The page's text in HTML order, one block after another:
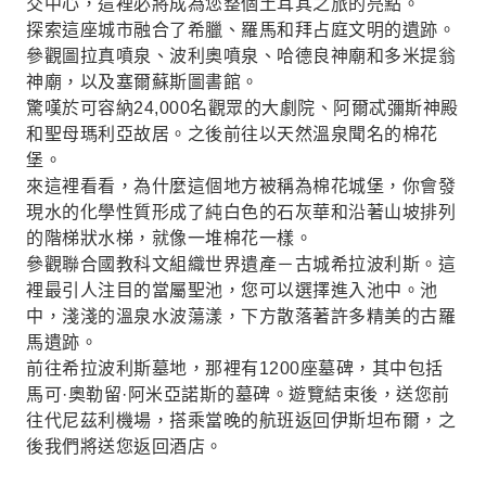
交中心，這裡必將成為您整個土耳其之旅的亮點。
探索這座城市融合了希臘、羅馬和拜占庭文明的遺跡。
參觀圖拉真噴泉、波利奧噴泉、哈德良神廟和多米提翁
神廟，以及塞爾蘇斯圖書館。
驚嘆於可容納24,000名觀眾的大劇院、阿爾忒彌斯神殿
和聖母瑪利亞故居。之後前往以天然溫泉聞名的棉花
堡。
來這裡看看，為什麼這個地方被稱為棉花城堡，你會發
現水的化學性質形成了純白色的石灰華和沿著山坡排列
的階梯狀水梯，就像一堆棉花一樣。
參觀聯合國教科文組織世界遺產－古城希拉波利斯。這
裡最引人注目的當屬聖池，您可以選擇進入池中。池
中，淺淺的溫泉水波蕩漾，下方散落著許多精美的古羅
馬遺跡。
前往希拉波利斯墓地，那裡有1200座墓碑，其中包括
馬可·奧勒留·阿米亞諾斯的墓碑。遊覽結束後，送您前
往代尼茲利機場，搭乘當晚的航班返回伊斯坦布爾，之
後我們將送您返回酒店。